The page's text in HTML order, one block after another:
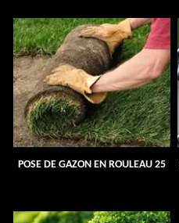
POSE DE GAZON EN ROULEAU 25